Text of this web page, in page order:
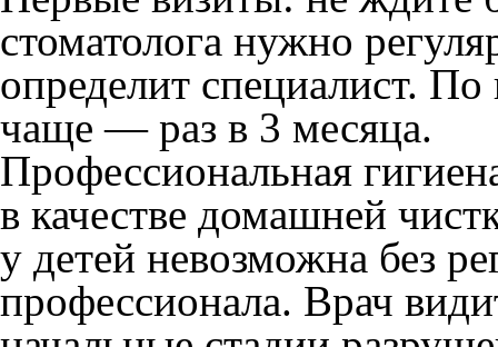
стоматолога нужно
определит специалист.
чаще — раз в 3 месяца.
Профессиональная
в качестве домашней
у детей невозможна без
профессионала. Врач